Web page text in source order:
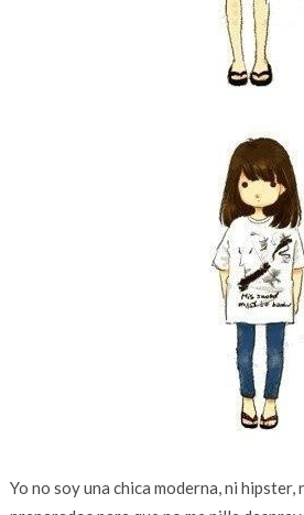
Yo no soy una chica moderna, ni